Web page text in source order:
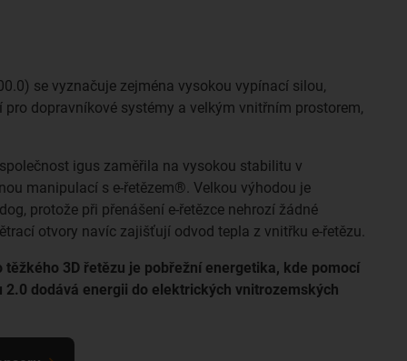
se vyznačuje zejména vysokou vypínací silou,
dopravníkové systémy a velkým vnitřním prostorem,
igus zaměřila na vysokou stabilitu v
manipulací s e-řetězem®. Velkou výhodou je
protože při přenášení e-řetězce nehrozí žádné
otvory navíc zajišťují odvod tepla z vnitřku e-řetězu.
3D řetězu je pobřežní energetika, kde pomocí
2.0 dodává energii do elektrických vnitrozemských